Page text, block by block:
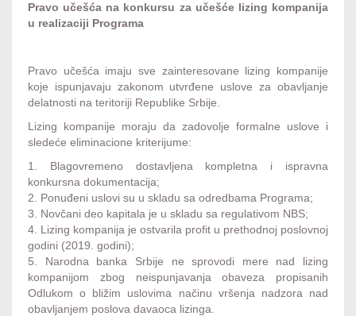
Pravo učešća na konkursu za učešće lizing kompanija
u realizaciji Programa
Pravo učešća imaju sve zainteresovane lizing kompanije
koje ispunjavaju zakonom utvrđene uslove za obavljanje
delatnosti na teritoriji Republike Srbije.
Lizing kompanije moraju da zadovolje formalne uslove i
sledeće eliminacione kriterijume:
1. Blagovremeno dostavljena kompletna i ispravna
konkursna dokumentacija;
2. Ponuđeni uslovi su u skladu sa odredbama Programa;
3. Novčani deo kapitala je u skladu sa regulativom NBS;
4. Lizing kompanija je ostvarila profit u prethodnoj poslovnoj
godini (2019. godini);
5. Narodna banka Srbije ne sprovodi mere nad lizing
kompanijom zbog neispunjavanja obaveza propisanih
Odlukom o bližim uslovima načinu vršenja nadzora nad
obavljanjem poslova davaoca lizinga.